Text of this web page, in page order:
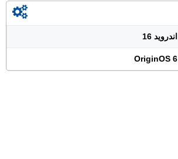
اندرويد 16
OriginOS 6